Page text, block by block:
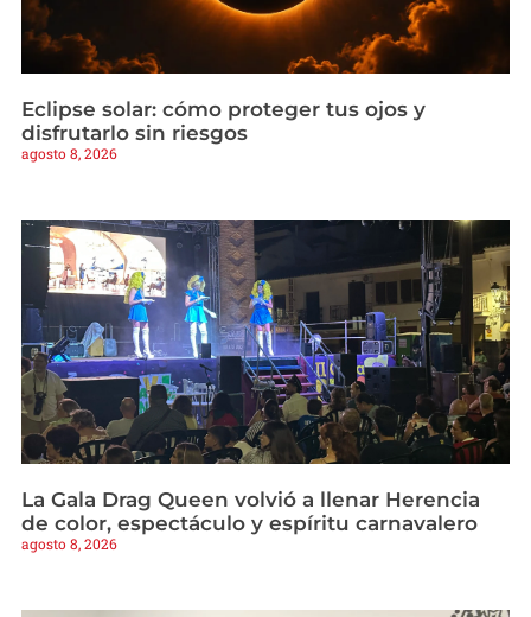
Eclipse solar: cómo proteger tus ojos y
disfrutarlo sin riesgos
agosto 8, 2026
La Gala Drag Queen volvió a llenar Herencia
de color, espectáculo y espíritu carnavalero
agosto 8, 2026